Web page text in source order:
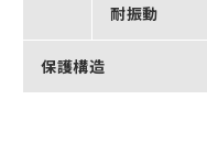
耐振動
保護構造